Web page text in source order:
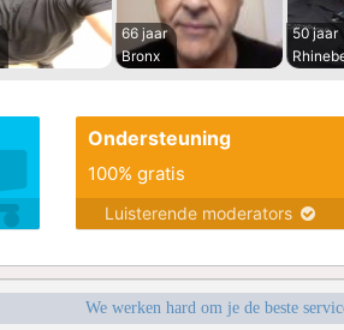
66 jaar
Bronx
50 jaar
Ondersteuning
100% gratis
Luisterende moderators
We werken hard om je de beste